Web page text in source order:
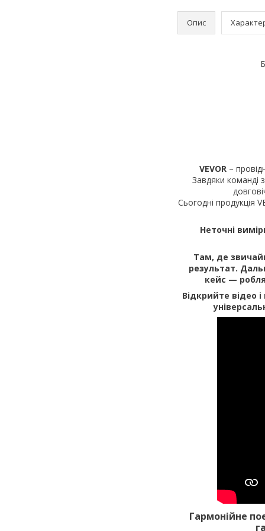
Опис
VEVOR–
Завдяки команді
Сьогодні продукція
Неточні
Там, де
результат.
кейс —
Відкрийте відео
Гармонійне